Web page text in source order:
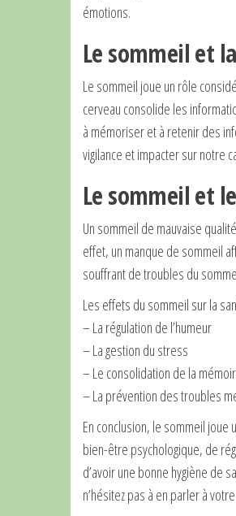
émotions.
Le sommeil et
Le sommeil joue un rôle
cerveau consolide les
à mémoriser et à retenir des
vigilance et impacter sur notre
Le sommeil et
Un sommeil de mauvaise
effet, un manque de sommeil
souffrant de troubles du
Les effets du sommeil sur la
– La régulation de l’humeur
– La gestion du stress
– Le consolidation de la
– La prévention des troubles
En conclusion, le sommeil joue
bien-être psychologique, de
d’avoir une bonne hygiène de
n’hésitez pas à en parler à